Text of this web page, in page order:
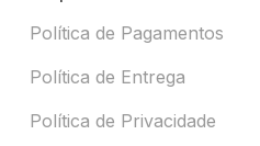
Política de Pagamentos
Política de Entrega
Política de Privacidade